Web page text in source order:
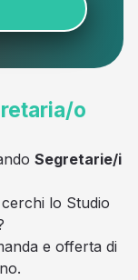
o
Segretarie/i
lo Studio
e offerta di